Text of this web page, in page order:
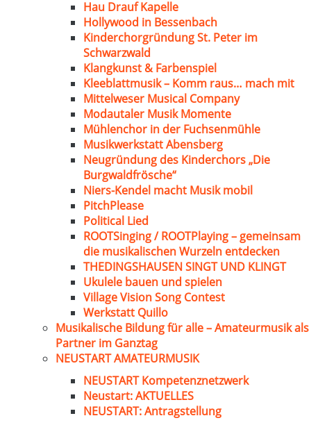
Hau Drauf Kapelle
Hollywood in Bessenbach
Kinderchorgründung St. Peter im
Schwarzwald
Klangkunst & Farbenspiel
Kleeblattmusik – Komm raus… mach mit
Mittelweser Musical Company
Modautaler Musik Momente
Mühlenchor in der Fuchsenmühle
Musikwerkstatt Abensberg
Neugründung des Kinderchors „Die
Burgwaldfrösche“
Niers-Kendel macht Musik mobil
PitchPlease
Political Lied
ROOTSinging / ROOTPlaying – gemeinsam
die musikalischen Wurzeln entdecken
THEDINGSHAUSEN SINGT UND KLINGT
Ukulele bauen und spielen
Village Vision Song Contest
Werkstatt Quillo
Musikalische Bildung für alle – Amateurmusik als
Partner im Ganztag
NEUSTART AMATEURMUSIK
NEUSTART Kompetenznetzwerk
Neustart: AKTUELLES
NEUSTART: Antragstellung